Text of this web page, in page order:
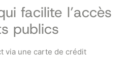
facilite l’accès
publics
via une carte de crédit